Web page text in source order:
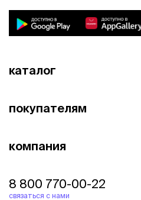
каталог
покупателям
компания
8 800 770-00-22
связаться с нами